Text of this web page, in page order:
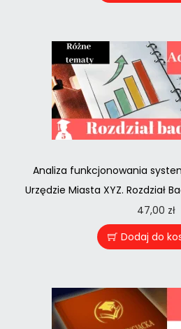
Analiza funkcjonowania
Urzędzie Miasta XYZ. Rozdział
47,00 zł
Dodaj do